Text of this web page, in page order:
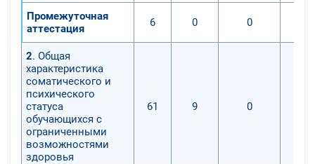
Промежуточная
аттестация
6 0 0
2. Общая
характеристика
соматического и
психического
статуса
обучающихся с
ограниченными
возможностями
здоровья
61 9 0